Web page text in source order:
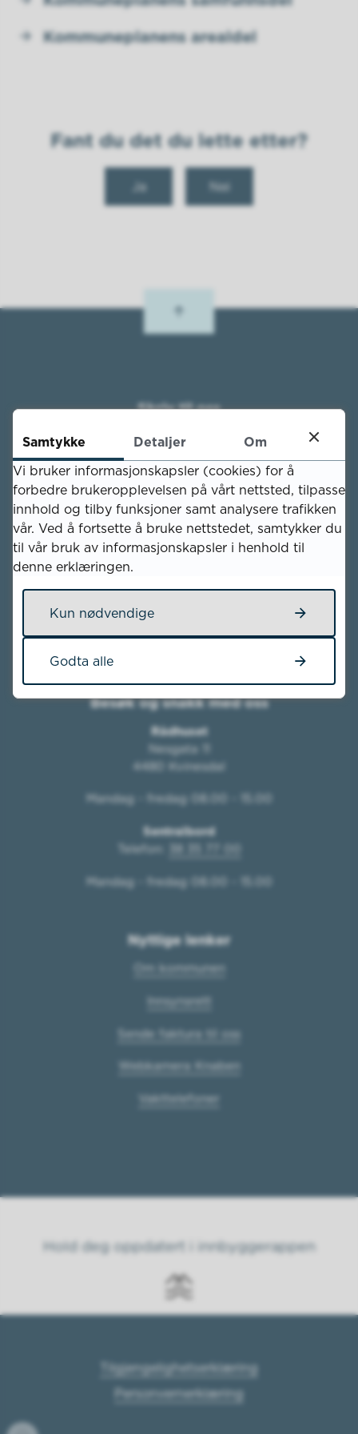
Kommuneplanens arealdel
Fant du det du lette etter?
Ja Nei
Skriv til oss
Kvinesdal kommune
Nesgata 11
4480 Kvinesdal
E-post
Send e-post
Send sikker post til oss
Orgnr.
Kontonr.3000.28.66168
Besøk og snakk med oss
Rådhuset
Nesgata 11
4480 Kvinesdal
Mandag - fredag 08.00 - 15.00
Sentralbord
Telefon:
38 35 77 00
Mandag - fredag 08.00 - 15.00
Nyttige lenker
Om kommunen
Innsynsrett
Sende faktura til oss
Webkamera Knaben
Vakttelefoner
Hold deg oppdatert i innbyggerappen
Tilgjengelighetserklæring
Personvernerklæring
Samtykke Detaljer
Om
Vi bruker informasjonskapsler (cookies) for å
forbedre brukeropplevelsen på vårt nettsted, tilpasse
innhold og tilby funksjoner samt analysere trafikken
vår. Ved å fortsette å bruke nettstedet, samtykker du
til vår bruk av informasjonskapsler i henhold til
denne erklæringen.
Kun nødvendige
Godta alle